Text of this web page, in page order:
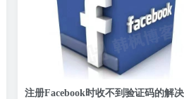
注册Facebook时收不到验证码的解